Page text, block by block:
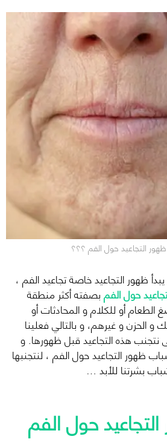
التجاعيد حول الفم ؟؟؟
ظهور التجاعيد خاصة تجاعيد الفم ،
حول الفمبصفته أكثر منطقة
أو للكلام و المحادثات أو
الحزن و غيرهم، و بالتالي فعلينا
نتجنب هذه التجاعيد قبل ظهورها. و
ظهور التجاعيد حول الفم ، لنتجنبها
بشرتنا للأبد …
حول الفم